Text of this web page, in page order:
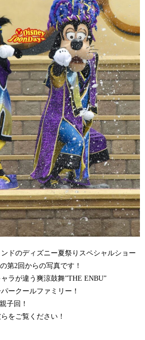
ドのディズニー夏祭りスペシャルショー
第2回からの写真です！
ラが違う爽涼鼓舞”THE ENBU”
ークールファミリー！
子回！
をご覧ください！